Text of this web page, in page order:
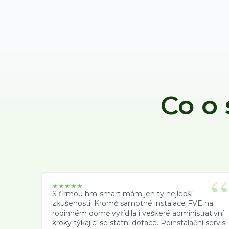
Co
★★★★★
S firmou hm-smart mám jen ty nejlepší
zkušenosti. Kromě samotné instalace FVE na
rodinném domě vyřídila i veškeré administrativní
kroky týkající se státní dotace. Poinstalační servis